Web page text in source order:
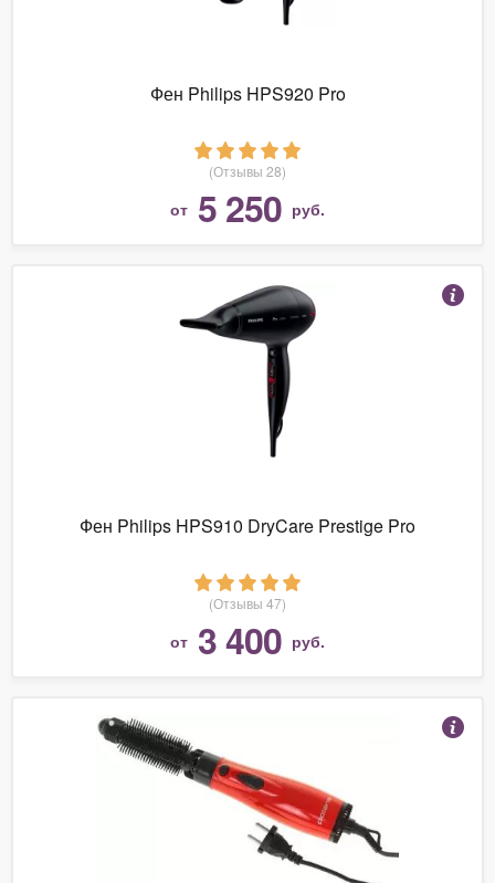
Фен Philips HPS920 Pro
(Отзывы 28)
от 5 250 руб.
Фен Philips HPS910 DryCare Prestige Pro
(Отзывы 47)
от 3 400 руб.